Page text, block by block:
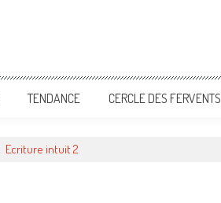
TENDANCE CERCLE DES FERVENTS
Ecriture intuit 2